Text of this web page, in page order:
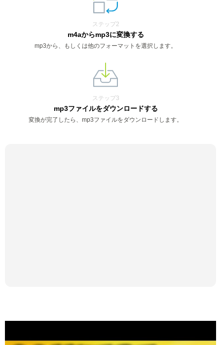
ステップ2
m4aからmp3に変換する
mp3から、もしくは他のフォーマットを選択します。
ステップ3
mp3ファイルをダウンロードする
変換が完了したら、mp3ファイルをダウンロードします。